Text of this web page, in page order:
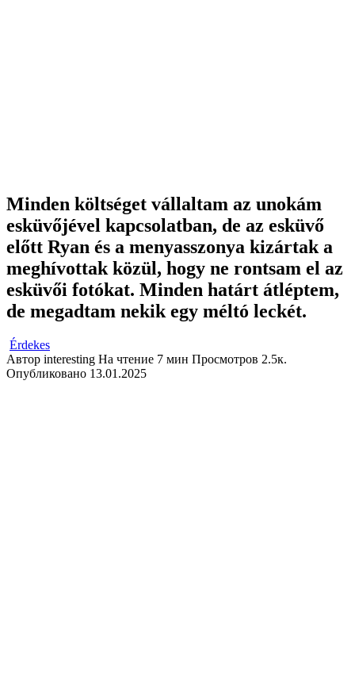
Minden költséget vállaltam az unokám
esküvőjével kapcsolatban, de az esküvő
előtt Ryan és a menyasszonya kizártak a
meghívottak közül, hogy ne rontsam el az
esküvői fotókat. Minden határt átléptem,
de megadtam nekik egy méltó leckét.
Érdekes
Автор interesting На чтение 7 мин Просмотров 2.5к.
Опубликовано 13.01.2025